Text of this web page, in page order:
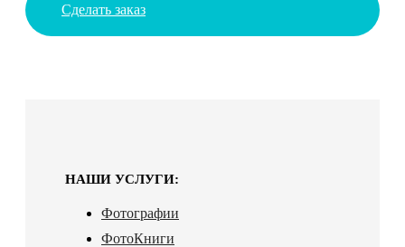
Сделать заказ
НАШИ УСЛУГИ:
Фотографии
ФотоКниги